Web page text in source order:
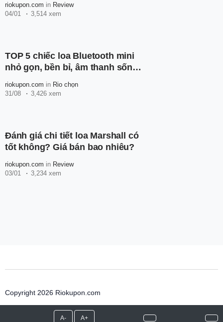
A- A+
riokupon.com in Review
04/01
3,514 xem
TOP 5 chiếc loa Bluetooth mini
nhỏ gọn, bền bỉ, âm thanh sống
riokupon.com in Rio chọn
31/08
3,426 xem
Đánh giá chi tiết loa Marshall có
tốt không? Giá bán bao nhiêu?
riokupon.com in Review
03/01
3,234 xem
Copyright 2026 Riokupon.com